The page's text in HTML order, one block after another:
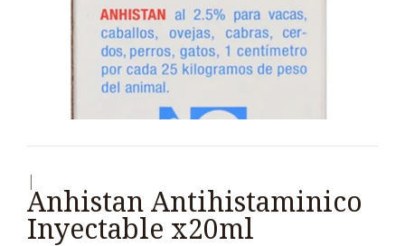
Anhistan Antihistaminico
Inyectable x20ml